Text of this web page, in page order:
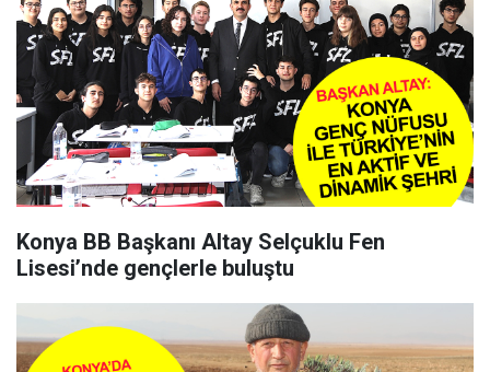
Konya BB Başkanı Altay Selçuklu Fen
Lisesi’nde gençlerle buluştu